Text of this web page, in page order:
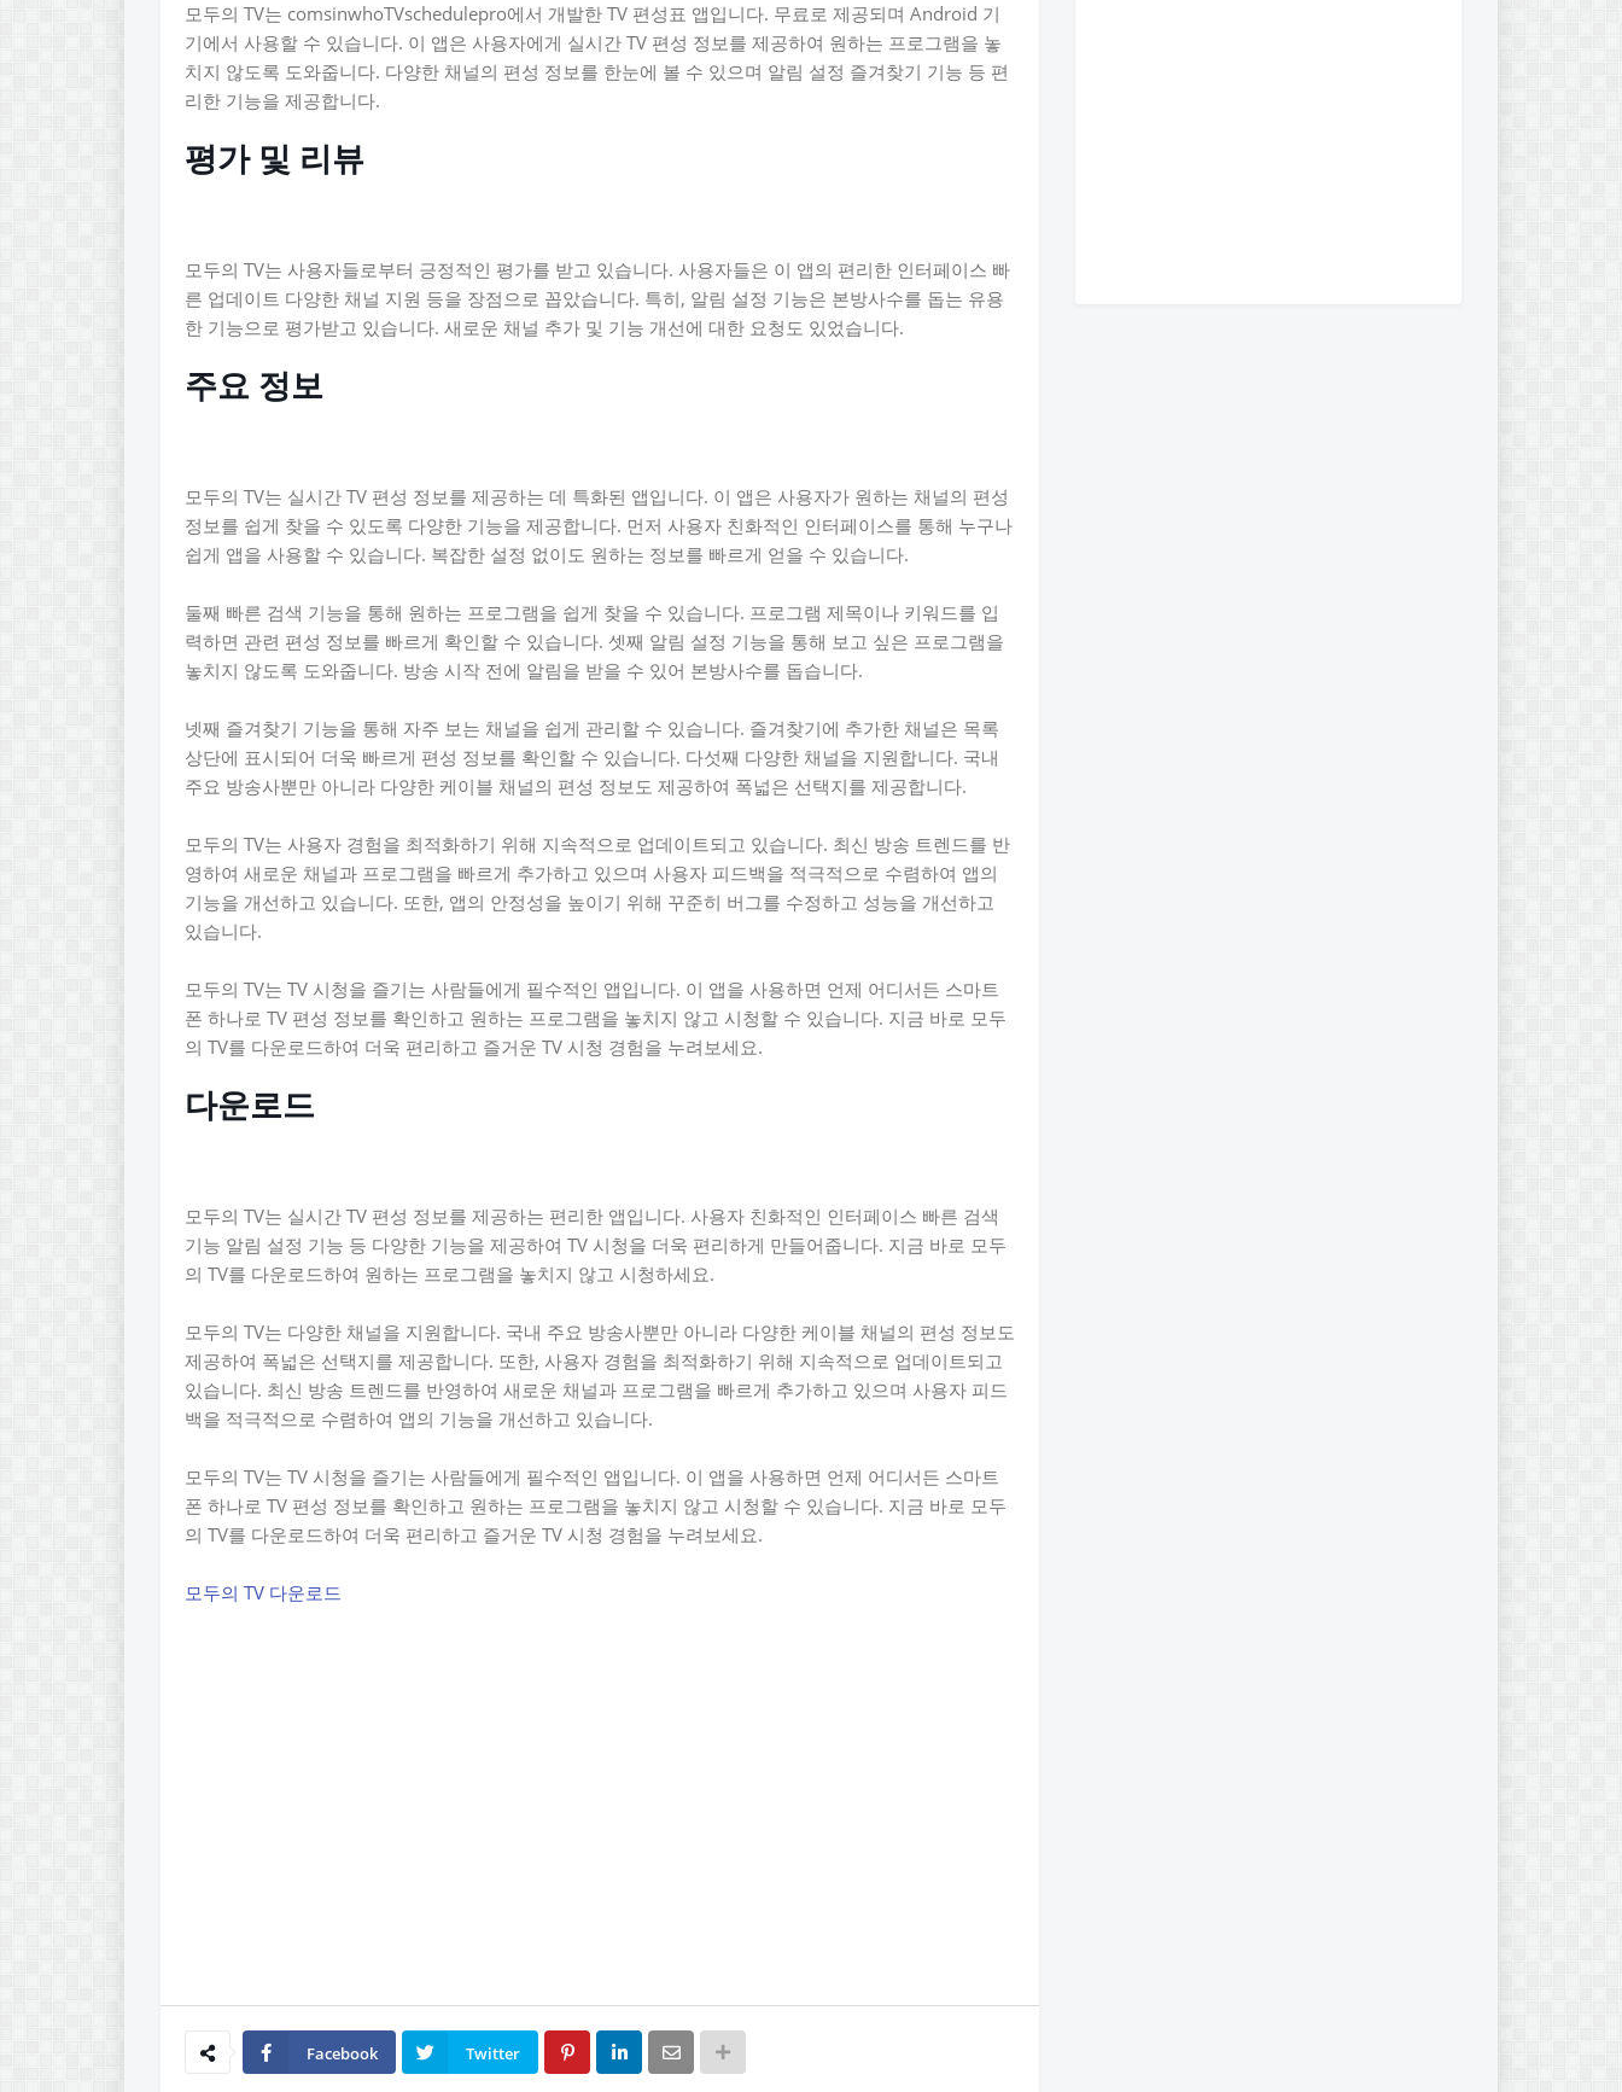
모두의 TV는 comsinwhoTVschedulepro에서 개발한 TV 편성표 앱입니다. 무료로 제공되며 Android 기
기에서 사용할 수 있습니다. 이 앱은 사용자에게 실시간 TV 편성 정보를 제공하여 원하는 프로그램을 놓
치지 않도록 도와줍니다. 다양한 채널의 편성 정보를 한눈에 볼 수 있으며 알림 설정 즐겨찾기 기능 등 편
리한 기능을 제공합니다.
평가 및 리뷰
모두의 TV는 사용자들로부터 긍정적인 평가를 받고 있습니다. 사용자들은 이 앱의 편리한 인터페이스 빠
른 업데이트 다양한 채널 지원 등을 장점으로 꼽았습니다. 특히, 알림 설정 기능은 본방사수를 돕는 유용
한 기능으로 평가받고 있습니다. 새로운 채널 추가 및 기능 개선에 대한 요청도 있었습니다.
주요 정보
모두의 TV는 실시간 TV 편성 정보를 제공하는 데 특화된 앱입니다. 이 앱은 사용자가 원하는 채널의 편성
정보를 쉽게 찾을 수 있도록 다양한 기능을 제공합니다. 먼저 사용자 친화적인 인터페이스를 통해 누구나
쉽게 앱을 사용할 수 있습니다. 복잡한 설정 없이도 원하는 정보를 빠르게 얻을 수 있습니다.
둘째 빠른 검색 기능을 통해 원하는 프로그램을 쉽게 찾을 수 있습니다. 프로그램 제목이나 키워드를 입
력하면 관련 편성 정보를 빠르게 확인할 수 있습니다. 셋째 알림 설정 기능을 통해 보고 싶은 프로그램을
놓치지 않도록 도와줍니다. 방송 시작 전에 알림을 받을 수 있어 본방사수를 돕습니다.
넷째 즐겨찾기 기능을 통해 자주 보는 채널을 쉽게 관리할 수 있습니다. 즐겨찾기에 추가한 채널은 목록
상단에 표시되어 더욱 빠르게 편성 정보를 확인할 수 있습니다. 다섯째 다양한 채널을 지원합니다. 국내
주요 방송사뿐만 아니라 다양한 케이블 채널의 편성 정보도 제공하여 폭넓은 선택지를 제공합니다.
모두의 TV는 사용자 경험을 최적화하기 위해 지속적으로 업데이트되고 있습니다. 최신 방송 트렌드를 반
영하여 새로운 채널과 프로그램을 빠르게 추가하고 있으며 사용자 피드백을 적극적으로 수렴하여 앱의
기능을 개선하고 있습니다. 또한, 앱의 안정성을 높이기 위해 꾸준히 버그를 수정하고 성능을 개선하고
있습니다.
모두의 TV는 TV 시청을 즐기는 사람들에게 필수적인 앱입니다. 이 앱을 사용하면 언제 어디서든 스마트
폰 하나로 TV 편성 정보를 확인하고 원하는 프로그램을 놓치지 않고 시청할 수 있습니다. 지금 바로 모두
의 TV를 다운로드하여 더욱 편리하고 즐거운 TV 시청 경험을 누려보세요.
다운로드
모두의 TV는 실시간 TV 편성 정보를 제공하는 편리한 앱입니다. 사용자 친화적인 인터페이스 빠른 검색
기능 알림 설정 기능 등 다양한 기능을 제공하여 TV 시청을 더욱 편리하게 만들어줍니다. 지금 바로 모두
의 TV를 다운로드하여 원하는 프로그램을 놓치지 않고 시청하세요.
모두의 TV는 다양한 채널을 지원합니다. 국내 주요 방송사뿐만 아니라 다양한 케이블 채널의 편성 정보도
제공하여 폭넓은 선택지를 제공합니다. 또한, 사용자 경험을 최적화하기 위해 지속적으로 업데이트되고
있습니다. 최신 방송 트렌드를 반영하여 새로운 채널과 프로그램을 빠르게 추가하고 있으며 사용자 피드
백을 적극적으로 수렴하여 앱의 기능을 개선하고 있습니다.
모두의 TV는 TV 시청을 즐기는 사람들에게 필수적인 앱입니다. 이 앱을 사용하면 언제 어디서든 스마트
폰 하나로 TV 편성 정보를 확인하고 원하는 프로그램을 놓치지 않고 시청할 수 있습니다. 지금 바로 모두
의 TV를 다운로드하여 더욱 편리하고 즐거운 TV 시청 경험을 누려보세요.
모두의 TV 다운로드
Facebook Twitter